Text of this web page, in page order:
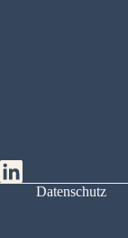
Datenschutz